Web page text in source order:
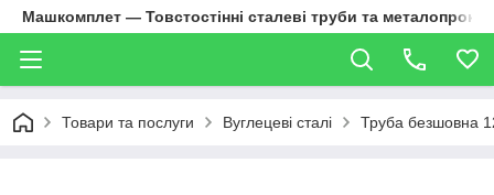
Машкомплет — Товстостінні сталеві труби та металопрокат
Товари та послуги Вуглецеві сталі Труба безшовна